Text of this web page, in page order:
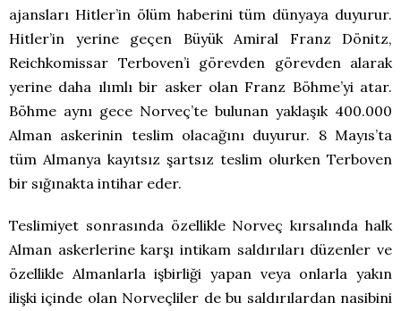
ajansları Hitler’in ölüm haberini tüm dünyaya duyurur.
Hitler’in yerine geçen Büyük Amiral Franz Dönitz,
Reichkomissar Terboven’i görevden görevden alarak
yerine daha ılımlı bir asker olan Franz Böhme’yi atar.
Böhme aynı gece Norveç’te bulunan yaklaşık 400.000
Alman askerinin teslim olacağını duyurur. 8 Mayıs’ta
tüm Almanya kayıtsız şartsız teslim olurken Terboven
bir sığınakta intihar eder.
Teslimiyet sonrasında özellikle Norveç kırsalında halk
Alman askerlerine karşı intikam saldırıları düzenler ve
özellikle Almanlarla işbirliği yapan veya onlarla yakın
ilişki içinde olan Norveçliler de bu saldırılardan nasibini